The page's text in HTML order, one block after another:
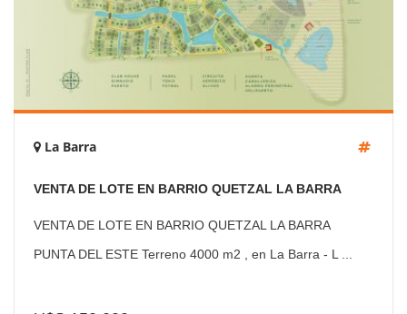
La Barra
VENTA DE LOTE EN BARRIO QUETZAL LA BARRA
PUNTA DEL ESTE
VENTA DE LOTE EN BARRIO QUETZAL LA BARRA
PUNTA DEL ESTE Terreno 4000 m2 , en La Barra - L ...